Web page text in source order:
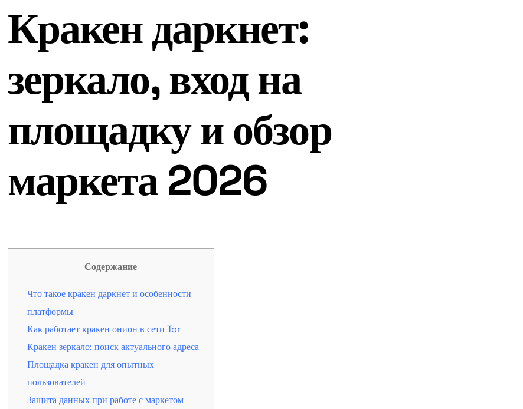
Кракен даркнет:
зеркало, вход на
площадку и обзор
маркета 2026
Содержание
Что такое кракен даркнет и особенности
платформы
Как работает кракен онион в сети Tor
Кракен зеркало: поиск актуального адреса
Площадка кракен для опытных
пользователей
Защита данных при работе с маркетом